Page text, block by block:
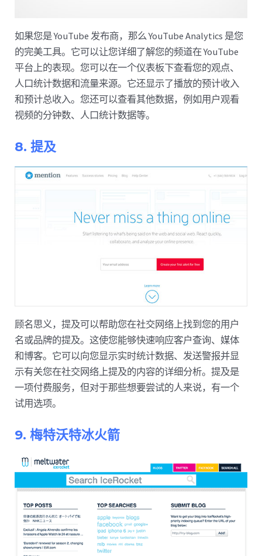
如果您是 YouTube 发布商，那么 YouTube Analytics 是您
的完美工具。它可以让您详细了解您的频道在 YouTube
平台上的表现。您可以在一个仪表板下查看您的观点、
人口统计数据和流量来源。它还显示了播放的预计收入
和预计总收入。您还可以查看其他数据，例如用户观看
视频的分钟数、人口统计数据等。
8. 提及
顾名思义，提及可以帮助您在社交网络上找到您的用户
名或品牌的提及。这使您能够快速响应客户查询、媒体
和博客。它可以向您显示实时统计数据、发送警报并显
示有关您在社交网络上提及的内容的详细分析。提及是
一项付费服务​​，但对于那些想要尝试的人来说，有一个
试用选项。
9. 梅特沃特冰火箭